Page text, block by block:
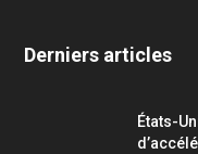
Derniers articles
États-